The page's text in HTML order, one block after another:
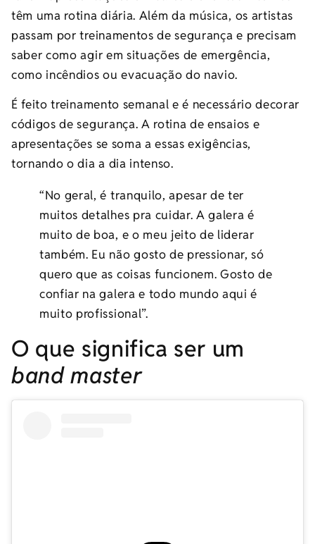
têm uma rotina diária. Além da música, os artistas
passam por treinamentos de segurança e precisam
saber como agir em situações de emergência,
como incêndios ou evacuação do navio.
É feito treinamento semanal e é necessário decorar
códigos de segurança. A rotina de ensaios e
apresentações se soma a essas exigências,
tornando o dia a dia intenso.
“No geral, é tranquilo, apesar de ter
muitos detalhes pra cuidar. A galera é
muito de boa, e o meu jeito de liderar
também. Eu não gosto de pressionar, só
quero que as coisas funcionem. Gosto de
confiar na galera e todo mundo aqui é
muito profissional”.
O que significa ser um
band master